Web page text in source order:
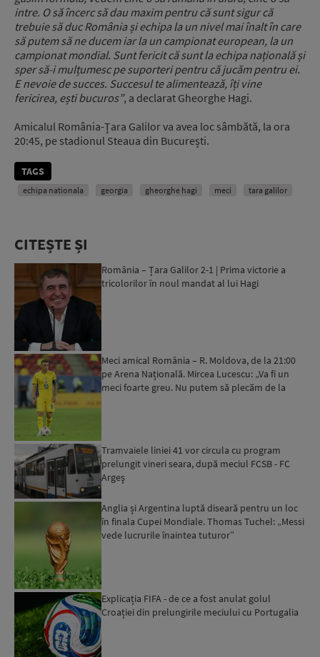
intre. O să încerc să dau maxim pentru că sunt sigur că
trebuie să duc România și echipa la un nivel mai înalt în care
să putem să ne ducem iar la un campionat european, la un
campionat mondial. Sunt fericit că sunt la echipa națională și
sper să-i mulțumesc pe suporteri pentru că jucăm pentru ei.
E nevoie de succes. Succesul te alimentează, îți vine
fericirea, ești bucuros”, a declarat Gheorghe Hagi.
Amicalul România-Țara Galilor va avea loc sâmbătă, la ora
20:45, pe stadionul Steaua din București.
TAGS
echipa nationala georgia gheorghe hagi meci tara galilor
CITEȘTE ȘI
România – Țara Galilor 2-1 | Prima victorie a
tricolorilor în noul mandat al lui Hagi
Meci amical România – R. Moldova, de la 21:00
pe Arena Națională. Mircea Lucescu: „Va fi un
meci foarte greu. Nu putem să plecăm de la
Tramvaiele liniei 41 vor circula cu program
prelungit vineri seara, după meciul FCSB - FC
Argeş
Anglia și Argentina luptă diseară pentru un loc
în finala Cupei Mondiale. Thomas Tuchel: „Messi
vede lucrurile înaintea tuturor”
Explicația FIFA - de ce a fost anulat golul
Croației din prelungirile meciului cu Portugalia